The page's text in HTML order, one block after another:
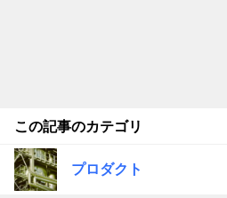
この記事のカテゴリ
プロダクト